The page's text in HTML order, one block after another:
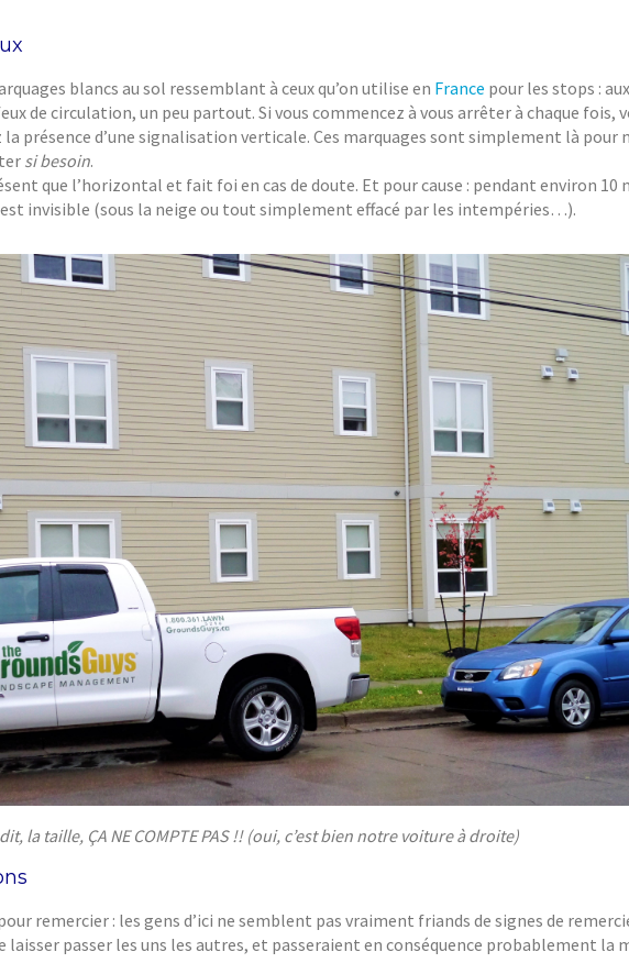
blancs au sol ressemblant à ceux qu’on utilise en France pour les stops :
de circulation, un peu partout. Si vous commencez à vous arrêter à chaque fois,
présence d’une signalisation verticale. Ces marquages sont simplement là pour
si besoin.
que l’horizontal et fait foi en cas de doute. Et pour cause : pendant environ 10
invisible (sous la neige ou tout simplement effacé par les intempéries…).
la taille, ÇA NE COMPTE PAS !! (oui, c’est bien notre voiture à droite)
remercier : les gens d’ici ne semblent pas vraiment friands de signes de
laisser passer les uns les autres, et passeraient en conséquence probablement la